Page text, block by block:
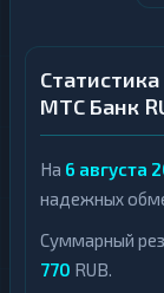
МТС Банк
На 6 августа
надежных
Суммарный
770 RUB.